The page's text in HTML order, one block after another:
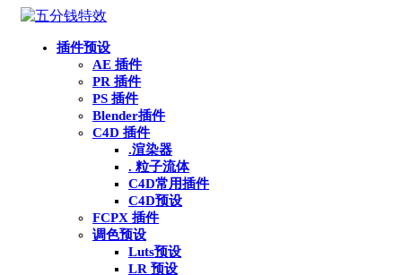
插件预设
AE 插件
PR 插件
PS 插件
Blender插件
C4D 插件
.渲染器
. 粒子流体
C4D常用插件
C4D预设
FCPX 插件
调色预设
Luts预设
LR 预设